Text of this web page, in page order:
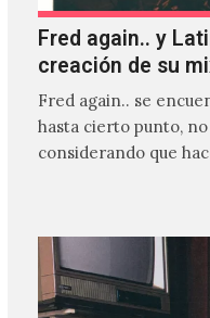
Fred again.. y
creación de su
Fred again.. se
hasta cierto punto,
considerando que